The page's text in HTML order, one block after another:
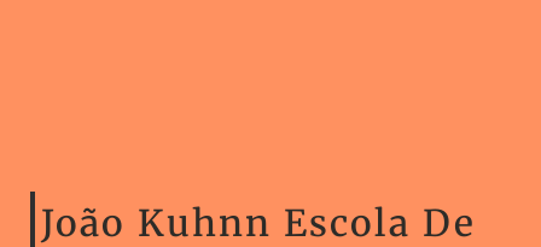
João Kuhnn Escola De